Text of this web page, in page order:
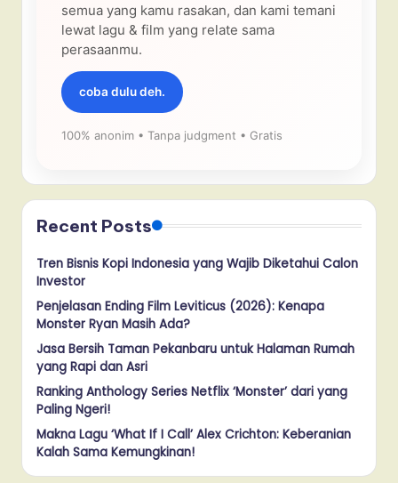
semua yang kamu rasakan, dan kami temani
lewat lagu & film yang relate sama
perasaanmu.
coba dulu deh.
100% anonim • Tanpa judgment • Gratis
Recent Posts
Tren Bisnis Kopi Indonesia yang Wajib Diketahui Calon
Investor
Penjelasan Ending Film Leviticus (2026): Kenapa
Monster Ryan Masih Ada?
Jasa Bersih Taman Pekanbaru untuk Halaman Rumah
yang Rapi dan Asri
Ranking Anthology Series Netflix ‘Monster’ dari yang
Paling Ngeri!
Makna Lagu ‘What If I Call’ Alex Crichton: Keberanian
Kalah Sama Kemungkinan!